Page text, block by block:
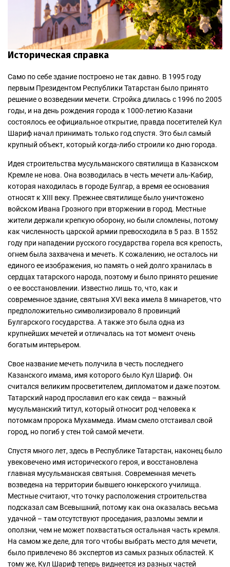
Историческая справка
Само по себе здание построено не так давно. В 1995 году
первым Президентом Республики Татарстан было принято
решение о возведении мечети. Стройка длилась с 1996 по 2005
годы, и на день рождения города к 1000-летию Казани
состоялось ее официальное открытие, правда посетителей Кул
Шариф начал принимать только год спустя. Это был самый
крупный объект, который когда-либо строили ко дню города.
Идея строительства мусульманского святилища в Казанском
Кремле не нова. Она возводилась в честь мечети аль-Кабир,
которая находилась в городе Булгар, а время ее основания
относят к XIII веку. Прежнее святилище было уничтожено
войском Ивана Грозного при вторжении в город. Местные
жители держали крепкую оборону, но были сломлены, потому
как численность царской армии превосходила в 5 раз. В 1552
году при нападении русского государства горела вся крепость,
огнем была захвачена и мечеть. К сожалению, не осталось ни
единого ее изображения, но память о ней долго хранилась в
сердцах татарского народа, поэтому и было принято решение
о ее восстановлении. Известно лишь то, что, как и
современное здание, святыня XVI века имела 8 минаретов, что
предположительно символизировало 8 провинций
Булгарского государства. А также это была одна из
крупнейших мечетей и отличалась на тот момент очень
богатым интерьером.
Свое название мечеть получила в честь последнего
Казанского имама, имя которого было Кул Шариф. Он
считался великим просветителем, дипломатом и даже поэтом.
Татарский народ прославил его как сеида – важный
мусульманский титул, который относит род человека к
потомкам пророка Мухаммеда. Имам смело отстаивал свой
город, но погиб у стен той самой мечети.
Спустя много лет, здесь в Республике Татарстан, наконец было
увековечено имя исторического героя, и восстановлена
главная мусульманская святыня. Современная мечеть
возведена на территории бывшего юнкерского училища.
Местные считают, что точку расположения строительства
подсказал сам Всевышний, потому как она оказалась весьма
удачной – там отсутствуют проседания, разломы земли и
оползни, чем не может похвастаться остальная часть кремля.
На самом же деле, для того чтобы выбрать место для мечети,
было привлечено 86 экспертов из самых разных областей. К
тому же, Кул Шариф теперь виднеется из разных частей